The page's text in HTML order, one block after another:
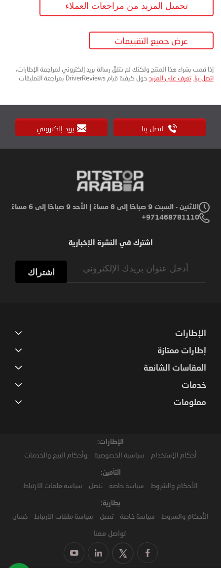
تحميل المزيد من مراجعات العملاء
عرض جميع التقييمات
إذا قمت بشراء هذا المنتج ولكنك لم تتلقَ رسالة بريد إلكتروني لمراجعة الإطارات،
اتصل بنا تعرف على المزيد حول كيفية قيام DriverReviews بمراجعة التعليقات.
اتصل بنا بريد إلكتروني
الاثنين - السبت 9 صباحًا إلى 8 مساءً | الأحد 9 صباحًا إلى 6 مساءً
971468781110+
اشترك في النشرة الإخبارية
اشتراك
الإطارات
إطارات ممتازة
المقاسات الشائعة
خدمات
معلومات
الإطارات:
أحكام الإستخدام سياسية الخصوصية وأحكام البيع والخدمات
التأمين:
الأحكام والشروط سياسة خاصة تنصل سياسة ملفات الارتباط
بطارية:
الأحكام والشروط سياسة خاصة تنصل سياسة ملفات الارتباط ضمان
تواصل معنا